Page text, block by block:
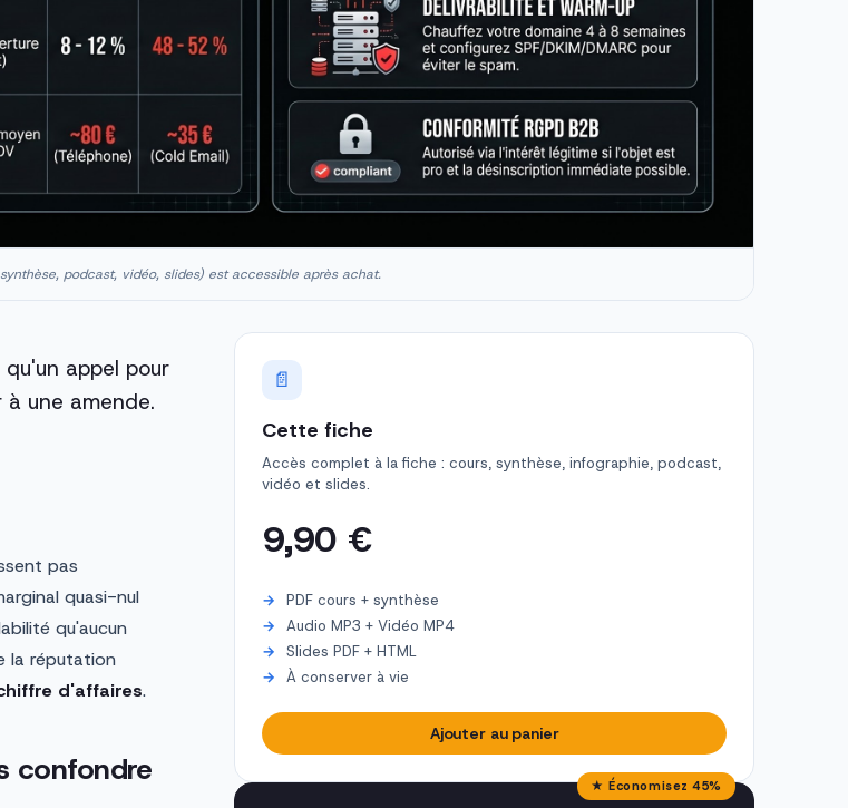
podcast, vidéo, slides) est accessible après achat.
appel pour
une amende.
pas
quasi-nul
qu'aucun
la réputation
d'affaires.
confondre
📄
Cette fiche
Accès complet à la fiche : cours, synthèse, infographie, podcast,
vidéo et slides.
9,90 €
PDF cours + synthèse
Audio MP3 + Vidéo MP4
Slides PDF + HTML
À conserver à vie
Ajouter au panier
★ Économisez 45%